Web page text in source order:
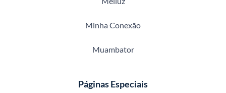
Minha Conexão
Muambator
Páginas Especiais